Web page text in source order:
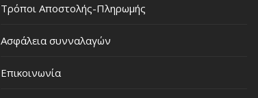
Τρόποι Αποστολής-Πληρωμής
Ασφάλεια συνναλαγών
Επικοινωνία